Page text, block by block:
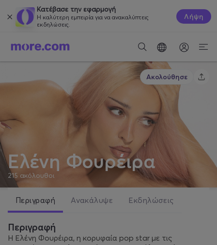
Κατέβασε την εφαρμογή
Η καλύτερη εμπειρία για να ανακαλύπτεις
εκδηλώσεις.
Λήψη
Ελένη Φουρέιρα
215 ακόλουθοι
Ακολούθησε
Περιγραφή Ανακάλυψε Εκδηλώσεις
Περιγραφή
Η Ελένη Φουρέιρα, η κορυφαία pop star με τις